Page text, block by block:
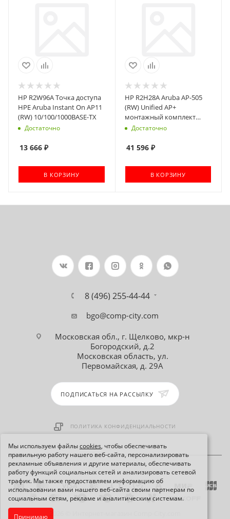
Мы используем файлыcookies, чтобы обеспечивать
правильную работу нашего веб-сайта, персонализировать
рекламные объявления и другие материалы, обеспечивать
работу функций социальных сетей и анализировать сетевой
трафик. Мы также предоставляем информацию об
использовании вами нашего веб-сайта своим партнерам по
социальным сетям, рекламе и аналитическим системам.
Принимаю
HP R2W96A Точка доступа
HPE Aruba Instant On AP11
(RW) 10/100/1000BASE-TX
Достаточно
13 666 ₽
В КОРЗИНУ
HP R2H28A Aruba AP-505
(RW) Unified AP+
монтажный комплект
R3J19A
Достаточно
41 596₽
В КОРЗИНУ
8 (496) 255-44-44
bgo@comp-city.com
Московская обл., г. Щелково, мкр-н
Богородский, д.2
Московская область, ул.
Первомайская, д. 29А
ПОДПИСАТЬСЯ НА РАССЫЛКУ
ПОЛИТИКА КОНФИДЕНЦИАЛЬНОСТИ